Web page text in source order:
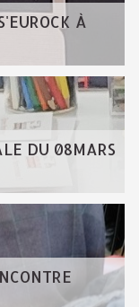
À
DU 08MARS